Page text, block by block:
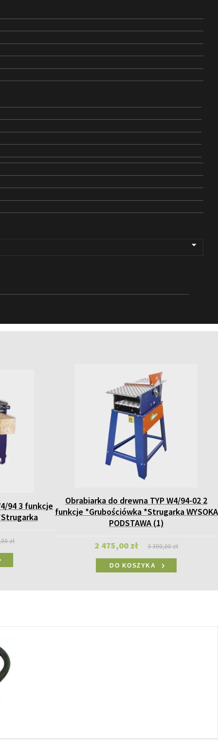
94 3 funkcje
zł
Obrabiarka do drewna TYP W4/94-02 2
funkcje *Grubościówka *Strugarka WYSOKA
PODSTAWA (1)
2 475,00 zł 3 300,00 zł
DO KOSZYKA